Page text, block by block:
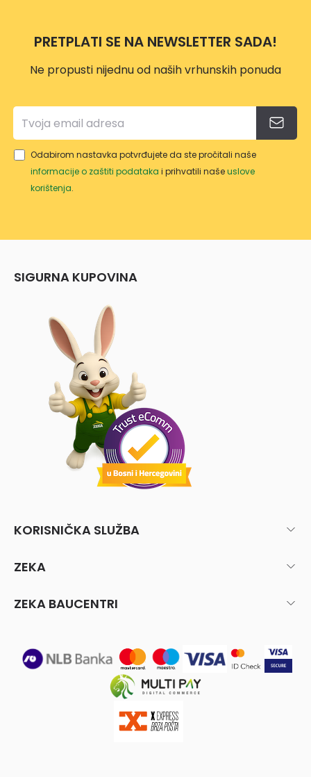
X15M
T
X15M
PRETPLATI SE NA NEWSLETTER SADA!
Ne propusti nijednu od naših vrhunskih ponuda
Odabirom nastavka potvrđujete da ste pročitali naše
informacije o zaštiti podataka i prihvatili našeuslove
korištenja.
SIGURNA KUPOVINA
KORISNIČKA SLUŽBA
ZEKA
ZEKA BAUCENTRI